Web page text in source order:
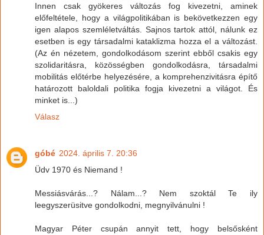
Innen csak gyökeres változás fog kivezetni, aminek
előfeltétele, hogy a világpolitikában is bekövetkezzen egy
igen alapos szemléletváltás. Sajnos tartok attól, nálunk ez
esetben is egy társadalmi kataklizma hozza el a változást.
(Az én nézetem, gondolkodásom szerint ebből csakis egy
szolidaritásra, közösségben gondolkodásra, társadalmi
mobilitás előtérbe helyezésére, a komprehenzivitásra építő
határozott baloldali politika fogja kivezetni a világot. És
minket is...)
Válasz
góbé 2024. április 7. 20:36
Üdv 1970 és Niemand !
Messiásvárás...? Nálam...? Nem szoktál Te ily
leegyszerüsitve gondolkodni, megnyilvánulni !
Magyar Péter csupán annyit tett, hogy belsősként